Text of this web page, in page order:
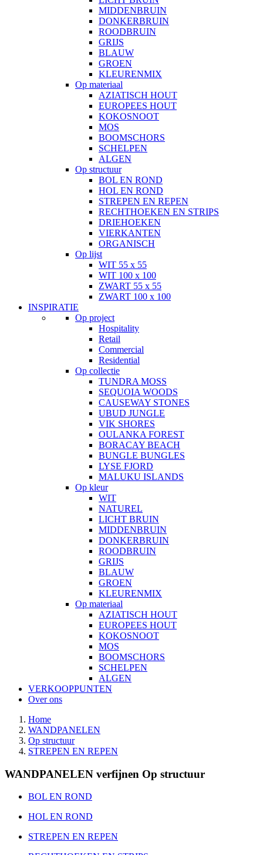
MIDDENBRUIN
DONKERBRUIN
ROODBRUIN
GRIJS
BLAUW
GROEN
KLEURENMIX
Op materiaal
AZIATISCH HOUT
EUROPEES HOUT
KOKOSNOOT
MOS
BOOMSCHORS
SCHELPEN
ALGEN
Op structuur
BOL EN ROND
HOL EN ROND
STREPEN EN REPEN
RECHTHOEKEN EN STRIPS
DRIEHOEKEN
VIERKANTEN
ORGANISCH
Op lijst
WIT 55 x 55
WIT 100 x 100
ZWART 55 x 55
ZWART 100 x 100
INSPIRATIE
Op project
Hospitality
Retail
Commercial
Residential
Op collectie
TUNDRA MOSS
SEQUOIA WOODS
CAUSEWAY STONES
UBUD JUNGLE
VIK SHORES
OULANKA FOREST
BORACAY BEACH
BUNGLE BUNGLES
LYSE FJORD
MALUKU ISLANDS
Op kleur
WIT
NATUREL
LICHT BRUIN
MIDDENBRUIN
DONKERBRUIN
ROODBRUIN
GRIJS
BLAUW
GROEN
KLEURENMIX
Op materiaal
AZIATISCH HOUT
EUROPEES HOUT
KOKOSNOOT
MOS
BOOMSCHORS
SCHELPEN
ALGEN
VERKOOPPUNTEN
Over ons
Home
WANDPANELEN
Op structuur
STREPEN EN REPEN
WANDPANELEN verfijnen Op structuur
BOL EN ROND
HOL EN ROND
STREPEN EN REPEN